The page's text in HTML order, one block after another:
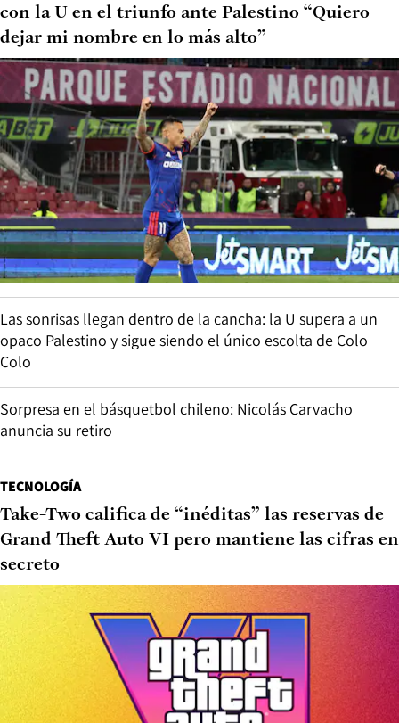
con la U en el triunfo ante Palestino “Quiero
dejar mi nombre en lo más alto”
Las sonrisas llegan dentro de la cancha: la U supera a un
opaco Palestino y sigue siendo el único escolta de Colo
Colo
Sorpresa en el básquetbol chileno: Nicolás Carvacho
anuncia su retiro
TECNOLOGÍA
Take-Two califica de “inéditas” las reservas de
Grand Theft Auto VI pero mantiene las cifras en
secreto